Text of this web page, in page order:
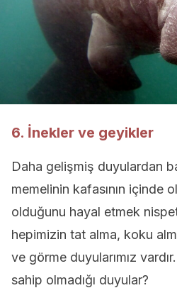
6. İnekler ve geyikler
Daha gelişmiş duyulardan
memelinin kafasının içinde
olduğunu hayal etmek
hepimizin tat alma, koku
ve görme duyularımız
sahip olmadığı duyular?